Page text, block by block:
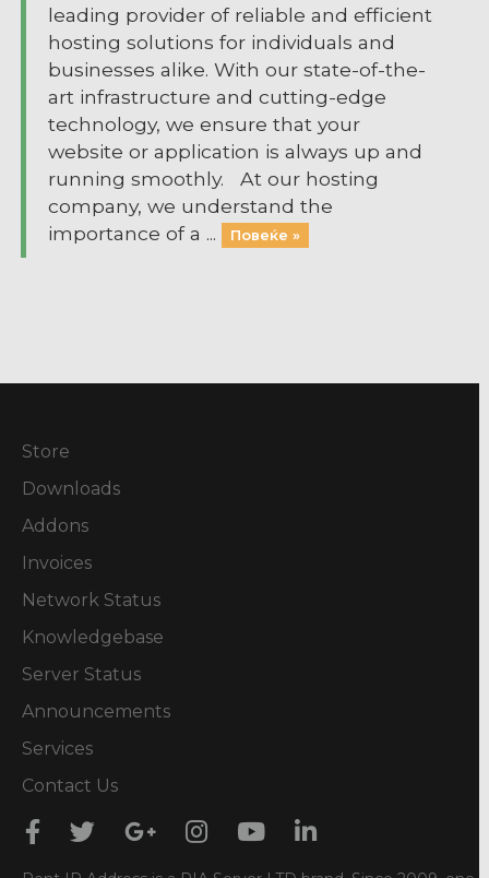
leading provider of reliable and efficient
hosting solutions for individuals and
businesses alike. With our state-of-the-
art infrastructure and cutting-edge
technology, we ensure that your
website or application is always up and
running smoothly. At our hosting
company, we understand the
importance of a ...
Повеќе »
Store
Downloads
Addons
Invoices
Network Status
Knowledgebase
Server Status
Announcements
Services
Contact Us